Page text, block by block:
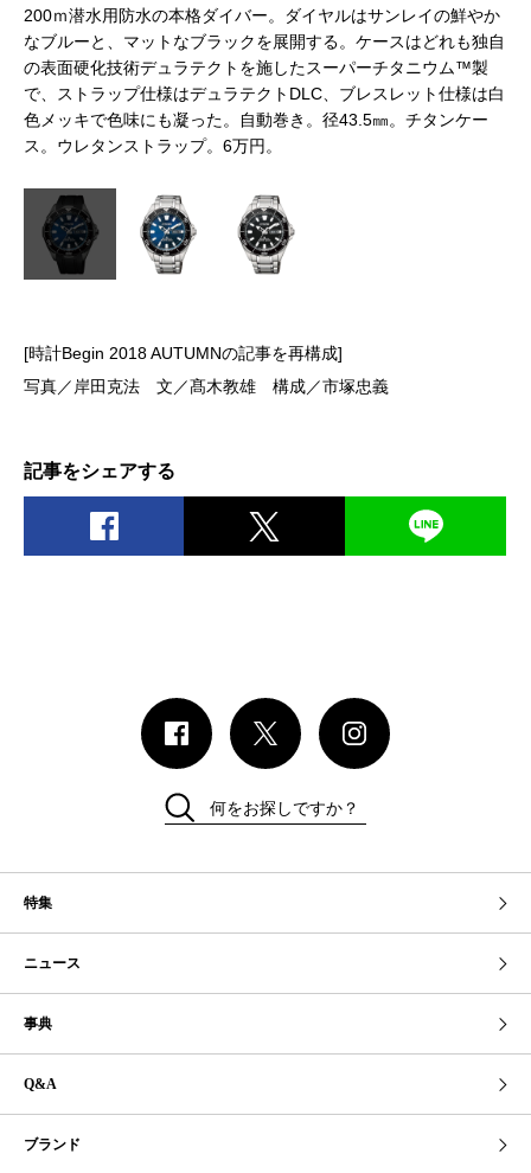
200ｍ潜水用防水の本格ダイバー。ダイヤルはサンレイの鮮やか
なブルーと、マットなブラックを展開する。ケースはどれも独自
の表面硬化技術デュラテクトを施したスーパーチタニウム™製
で、ストラップ仕様はデュラテクトDLC、ブレスレット仕様は白
色メッキで色味にも凝った。自動巻き。径43.5㎜。チタンケー
ス。ウレタンストラップ。6万円。
[時計Begin 2018 AUTUMNの記事を再構成]
写真／岸田克法 文／髙木教雄 構成／市塚忠義
記事をシェアする
特集
ニュース
事典
Q&A
ブランド
何をお探しですか？